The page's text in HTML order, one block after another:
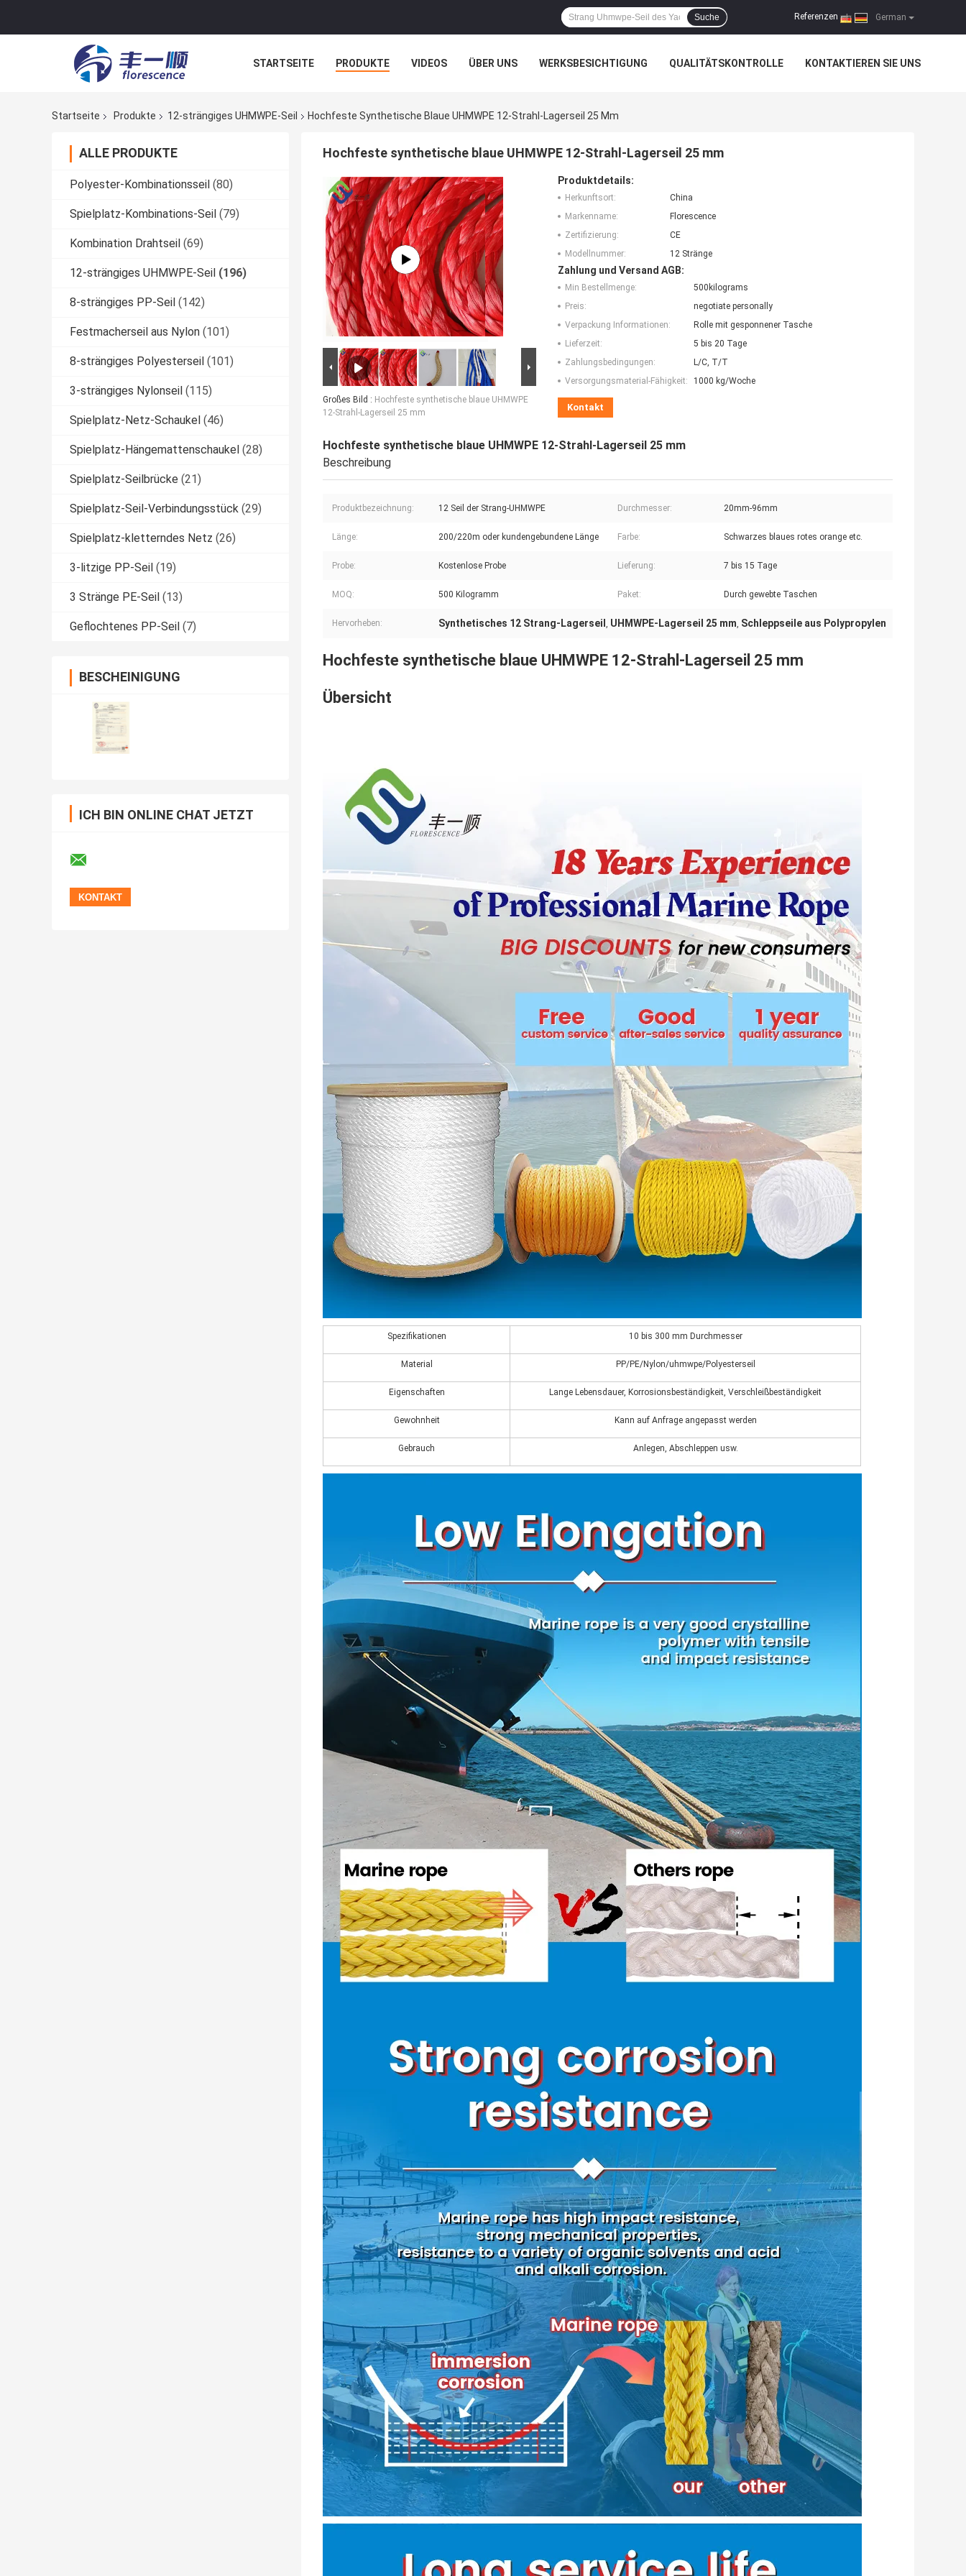
German
Referenzen |
Suche
STARTSEITE PRODUKTE VIDEOS ÜBER UNS WERKSBESICHTIGUNG QUALITÄTSKONTROLLE KONTAKTIEREN SIE UNS
Startseite
Produkte 12-strängiges UHMWPE-Seil Hochfeste Synthetische Blaue UHMWPE 12-Strahl-Lagerseil 25 Mm
ALLE PRODUKTE
Polyester-Kombinationsseil (80)
Spielplatz-Kombinations-Seil (79)
Kombination Drahtseil (69)
12-strängiges UHMWPE-Seil (196)
8-strängiges PP-Seil (142)
Festmacherseil aus Nylon (101)
8-strängiges Polyesterseil (101)
3-strängiges Nylonseil (115)
Spielplatz-Netz-Schaukel (46)
Spielplatz-Hängemattenschaukel (28)
Spielplatz-Seilbrücke (21)
Spielplatz-Seil-Verbindungsstück (29)
Spielplatz-kletterndes Netz (26)
3-litzige PP-Seil (19)
3 Stränge PE-Seil (13)
Geflochtenes PP-Seil (7)
BESCHEINIGUNG
ICH BIN ONLINE CHAT JETZT
Hochfeste synthetische blaue UHMWPE 12-Strahl-Lagerseil 25 mm
Großes Bild : Hochfeste synthetische blaue UHMWPE
12-Strahl-Lagerseil 25 mm
Produktdetails:
Herkunftsort:
China
Markenname:
Florescence
Zertifizierung:
CE
Modellnummer:
12 Stränge
Zahlung und Versand AGB:
Min Bestellmenge:
500kilograms
Preis:
negotiate personally
Verpackung Informationen:
Rolle mit gesponnener Tasche
Lieferzeit:
5 bis 20 Tage
Zahlungsbedingungen:
L/C, T/T
Versorgungsmaterial-Fähigkeit:
1000 kg/Woche
Kontakt
Hochfeste synthetische blaue UHMWPE 12-Strahl-Lagerseil 25 mm
Beschreibung
Produktbezeichnung: 12 Seil der Strang-UHMWPE Durchmesser: 20mm-96mm
Länge: 200/220m oder kundengebundene Länge Farbe: Schwarzes blaues rotes orange etc.
Probe: Kostenlose Probe Lieferung: 7 bis 15 Tage
MOQ: 500 Kilogramm Paket: Durch gewebte Taschen
Hervorheben: Synthetisches 12 Strang-Lagerseil , UHMWPE-Lagerseil 25 mm, Schleppseile aus Polypropylen
Hochfeste synthetische blaue UHMWPE 12-Strahl-Lagerseil 25 mm
Übersicht
Spezifikationen 10 bis 300 mm Durchmesser
Material PP/PE/Nylon/uhmwpe/Polyesterseil
Eigenschaften Lange Lebensdauer, Korrosionsbeständigkeit, Verschleißbeständigkeit
Gewohnheit Kann auf Anfrage angepasst werden
Gebrauch Anlegen, Abschleppen usw.